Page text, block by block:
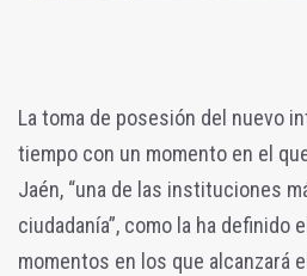
La toma de posesión del nuevo
tiempo con un momento en el
Jaén, “una de las instituciones
ciudadanía”, como la ha definido
momentos en los que alcanzará